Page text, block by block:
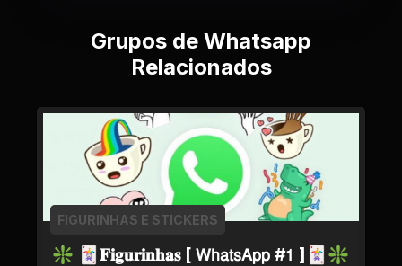
Grupos de Whatsapp
Relacionados
❇ 🃏𝐅𝐢𝐠𝐮𝐫𝐢𝐧𝐡𝐚𝐬 [ 𝖶𝗁𝖺𝗍𝗌𝖠𝗉𝗉 #𝟣 ]🃏❇
FIGURINHAS E STICKERS